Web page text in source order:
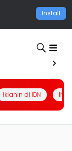
Install
Iklanin di IDN